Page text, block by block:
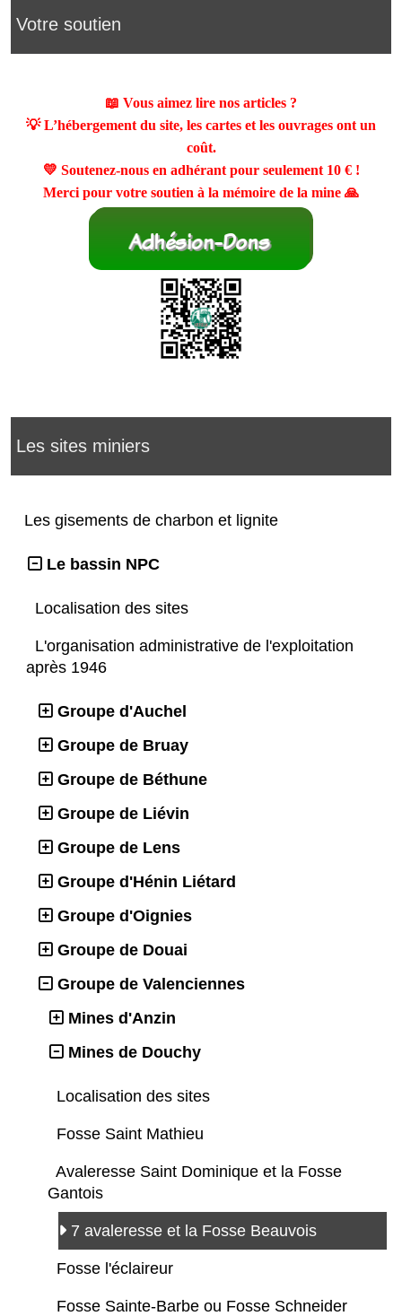
Votre soutien
📖 Vous aimez lire nos articles ?
💡 L’hébergement du site, les cartes et les ouvrages ont un
coût.
💛 Soutenez-nous en adhérant pour seulement 10 €!
Merci pour votre soutien à la mémoire de la mine 🙏
Les sites miniers
Les gisements de charbon et lignite
Le bassin NPC
Localisation des sites
L'organisation administrative de l'exploitation
après 1946
Groupe d'Auchel
Groupe de Bruay
Groupe de Béthune
Groupe de Liévin
Groupe de Lens
Groupe d'Hénin Liétard
Groupe d'Oignies
Groupe de Douai
Groupe de Valenciennes
Mines d'Anzin
Mines de Douchy
Localisation des sites
Fosse Saint Mathieu
Avaleresse Saint Dominique et la Fosse
Gantois
7 avaleresse et la Fosse Beauvois
Fosse l'éclaireur
Fosse Sainte-Barbe ou Fosse Schneider